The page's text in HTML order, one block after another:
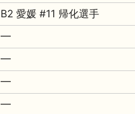
B2 愛媛 #11 帰化選手
━
━
━
━